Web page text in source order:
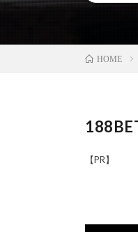
HOME
【PR】